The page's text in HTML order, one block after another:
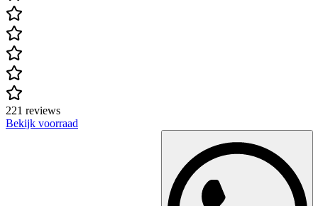
221 reviews
Bekijk voorraad